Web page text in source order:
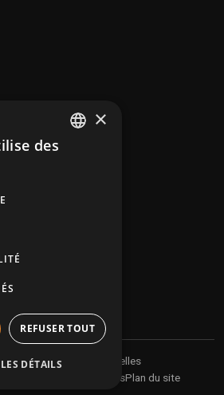
informations personnelles
Expéditions et retoursPlan du site
×
des
REFUSER TOUT
DÉTAILS